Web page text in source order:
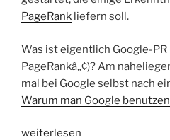
PageRank liefern soll.
Was ist eigentlich Google-PR
PageRankâ„¢)? Am
mal bei Google selbst nach
Warum man Google
„Der
weiterlesen